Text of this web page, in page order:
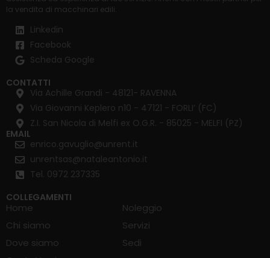
la vendita di macchinari edili
Linkedin
Facebook
Scheda Google
CONTATTI
Via Achille Grandi - 48121- RAVENNA
Via Giovanni Keplero n10 - 47121 - FORLI’ (FC)
Z.I. San Nicola di Melfi ex O.G.R. - 85025 - MELFI (PZ)
EMAIL
enrico.gavuglio@unrent.it
unrentsas@nataleantonio.it
Tel. 0972 237335
COLLEGAMENTI
Home
Chi siamo
Dove siamo
Noleggio
Servizi
Sedi